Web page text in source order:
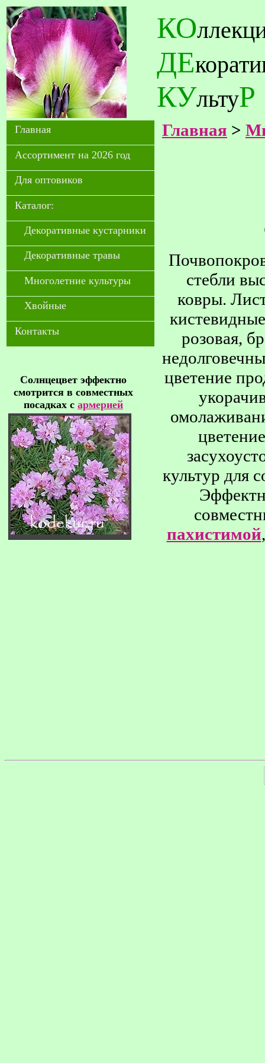
КО
ДЕ
КУльтуР
Главная
Ассортимент на 2026 год
Для оптовиков
Каталог:
Декоративные кустарники
Декоративные травы
Многолетние культуры
Хвойные
Контакты
Солнцецвет эффектно
смотрится в совместных
посадках с армерией
Главная >
стебли
ковры.
розовая,
цветение
культур для
пахистимой